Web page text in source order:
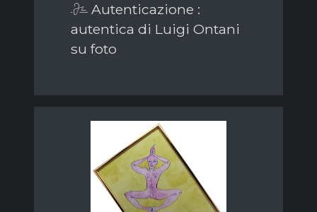
Autenticazione :
autentica di Luigi Ontani
su foto